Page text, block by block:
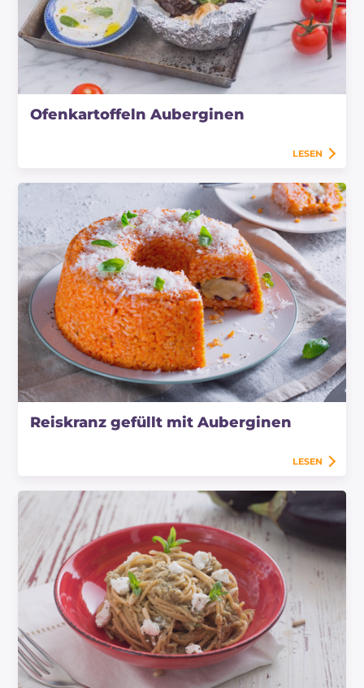
Ofenkartoffeln Auberginen
LESEN
Reiskranz gefüllt mit Auberginen
LESEN